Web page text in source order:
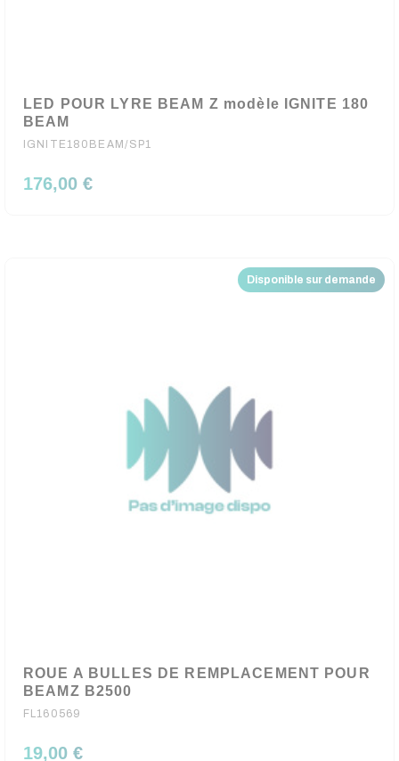
LED POUR LYRE BEAM Z modèle IGNITE 180
BEAM
IGNITE180BEAM/SP1
176,00 €
Disponible sur demande
ROUE A BULLES DE REMPLACEMENT POUR
BEAMZ B2500
FL160569
19,00 €